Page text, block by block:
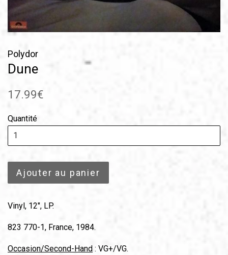
Polydor
Dune
Prix
17.99€
Quantité
Ajouter au panier
Vinyl, 12", LP.
823 770-1, France, 1984.
Occasion/Second-Hand : VG+/VG.